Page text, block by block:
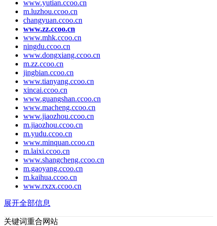
www.yutian.ccoo.cn
m.luzhou.ccoo.cn
changyuan.ccoo.cn
www.zz.ccoo.cn
www.mhk.ccoo.cn
ningdu.ccoo.cn
www.dongxiang.ccoo.cn
m.zz.ccoo.cn
jingbian.ccoo.cn
www.tianyang.ccoo.cn
xincai.ccoo.cn
www.guangshan.ccoo.cn
www.macheng.ccoo.cn
www.jiaozhou.ccoo.cn
m.jiaozhou.ccoo.cn
m.yudu.ccoo.cn
www.minquan.ccoo.cn
m.laixi.ccoo.cn
www.shangcheng.ccoo.cn
m.gaoyang.ccoo.cn
m.kaihua.ccoo.cn
www.rxzx.ccoo.cn
展开全部信息
关键词重合网站